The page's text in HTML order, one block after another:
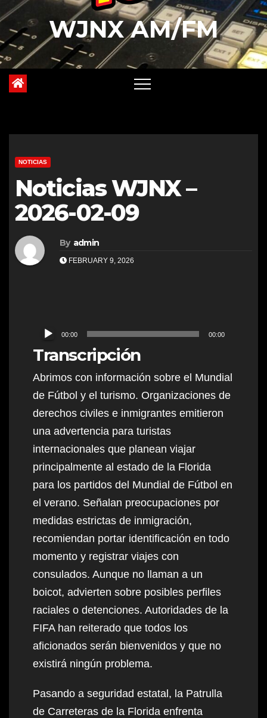
WJNX AM/FM
NOTICIAS
Noticias WJNX –
2026-02-09
By admin
FEBRUARY 9, 2026
Audio
Player
00:00 00:00
Transcripción
Abrimos con información sobre el Mundial
de Fútbol y el turismo. Organizaciones de
derechos civiles e inmigrantes emitieron
una advertencia para turistas
internacionales que planean viajar
principalmente al estado de la Florida
para los partidos del Mundial de Fútbol en
el verano. Señalan preocupaciones por
medidas estrictas de inmigración,
recomiendan portar identificación en todo
momento y registrar viajes con
consulados. Aunque no llaman a un
boicot, advierten sobre posibles perfiles
raciales o detenciones. Autoridades de la
FIFA han reiterado que todos los
aficionados serán bienvenidos y que no
existirá ningún problema.
Pasando a seguridad estatal, la Patrulla
de Carreteras de la Florida enfrenta